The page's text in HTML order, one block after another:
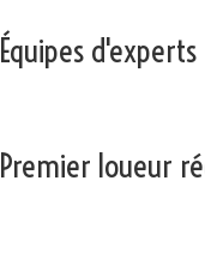
Équipes d'experts
Premier loueur